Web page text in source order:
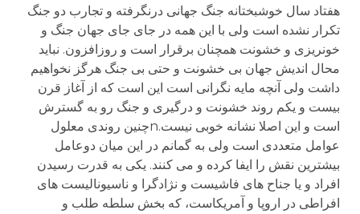
هفتاد سال خوشبختانه جنگ جهانی درنگرفته و تجارب دو جنگ
تکرار نشده است ولی با این همه در جای جای جهان جنگ و
خونریزی و خشونت همچنان برقرار است و روزافزون. نباید
محال اندیش جهان بی خشونت و حتی بی جنگ هرگز نخواهیم
داشت ولی آنچه مایه نگرانی است این است که از آغاز قرن
بیست و یکم روند خشونت و درگیری و جنگ رو به گسترش
است و این اصلا نشانه خوبی نیست.nچنین روندی معلول
عوامل متعددی است ولی به گمانم در این میان دوعامل
بیشترین نقش را ایفا کرده و می کنند. یکی به قدرت رسیدن
افراد و یا جناح های فاشیست و نژادگرا و ناسیونالیست های
افراطی در اروپا و آمریکاست، که بخش سلطه طلب و